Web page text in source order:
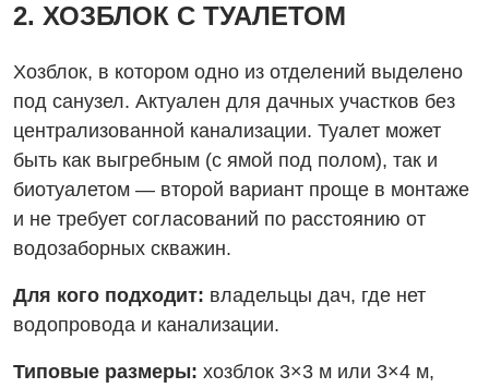
2. ХОЗБЛОК С ТУАЛЕТОМ
Хозблок, в котором одно из отделений выделено
под санузел. Актуален для дачных участков без
централизованной канализации. Туалет может
быть как выгребным (с ямой под полом), так и
биотуалетом — второй вариант проще в монтаже
и не требует согласований по расстоянию от
водозаборных скважин.
Для кого подходит: владельцы дач, где нет
водопровода и канализации.
Типовые размеры: хозблок 3×3 м или 3×4 м,